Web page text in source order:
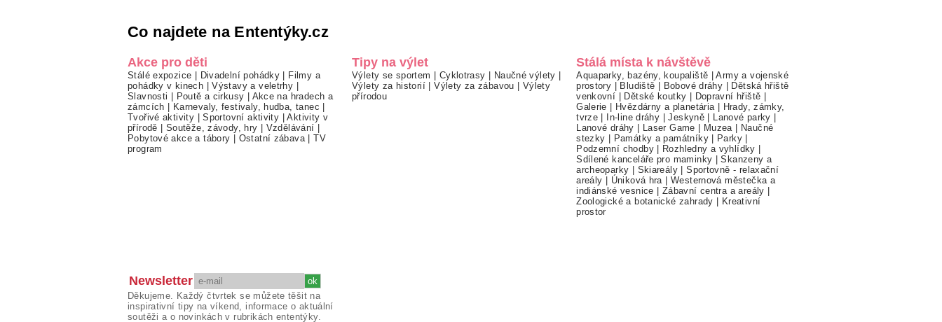
Co najdete na Ententýky.cz
Akce pro děti
Stálé expozice | Divadelní pohádky | Filmy a
pohádky v kinech |Výstavy a veletrhy |
Slavnosti | Poutě a cirkusy | Akce na hradech a
zámcích | Karnevaly, festivaly, hudba, tanec |
Tvořivé aktivity |Sportovní aktivity |Aktivity v
přírodě | Soutěže, závody, hry | Vzdělávání |
Pobytové akce a tábory | Ostatní zábava |TV
program
Tipy na výlet
Výlety se sportem | Cyklotrasy | Naučné výlety |
Výlety za historií |Výlety za zábavou | Výlety
přírodou
Stálá místa k návštěvě
Aquaparky, bazény, koupaliště |Army a vojenské
prostory | Bludiště | Bobové dráhy | Dětská hřiště
venkovní | Dětské koutky | Dopravní hřiště |
Galerie | Hvězdárny a planetária | Hrady, zámky,
tvrze | In-line dráhy |Jeskyně | Lanové parky |
Lanové dráhy | Laser Game | Muzea | Naučné
stezky | Památky a památníky| Parky |
Podzemní chodby| Rozhledny a vyhlídky |
Sdílené kanceláře pro maminky |Skanzeny a
archeoparky | Skiareály |Sportovně - relaxační
areály | Úniková hra |Westernová městečka a
indiánské vesnice | Zábavní centra a areály |
Zoologické a botanické zahrady | Kreativní
prostor
Newsletter
Děkujeme. Každý čtvrtek se můžete těšit na
inspirativní tipy na víkend, informace o aktuální
soutěži a o novinkách v rubrikách ententýky.